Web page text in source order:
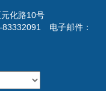
化路10号
电子邮件：